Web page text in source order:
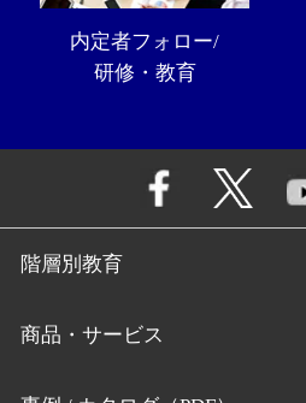
内定者フォロー/
研修・教育
階層別教育
商品・サービス